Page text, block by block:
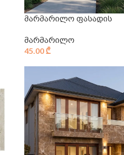
მარმარილო ფასადის
მარმარილო
45.00 ₾